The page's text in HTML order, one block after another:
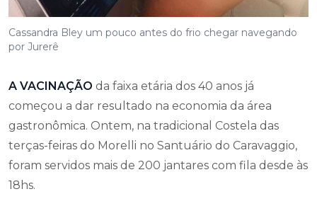
Cassandra Bley um pouco antes do frio chegar navegando
por Jurerê
A VACINAÇÃO da faixa etária dos 40 anos já
começou a dar resultado na economia da área
gastronômica. Ontem, na tradicional Costela das
terças-feiras do Morelli no Santuário do Caravaggio,
foram servidos mais de 200 jantares com fila desde às
18hs.